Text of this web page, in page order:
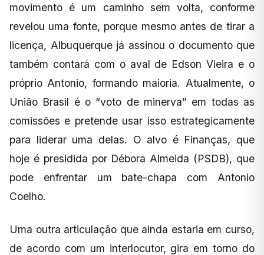
movimento é um caminho sem volta, conforme
revelou uma fonte, porque mesmo antes de tirar a
licença, Albuquerque já assinou o documento que
também contará com o aval de Edson Vieira e o
próprio Antonio, formando maioria. Atualmente, o
União Brasil é o “voto de minerva” em todas as
comissões e pretende usar isso estrategicamente
para liderar uma delas. O alvo é Finanças, que
hoje é presidida por Débora Almeida (PSDB), que
pode enfrentar um bate-chapa com Antonio
Coelho.
Uma outra articulação que ainda estaria em curso,
de acordo com um interlocutor, gira em torno do